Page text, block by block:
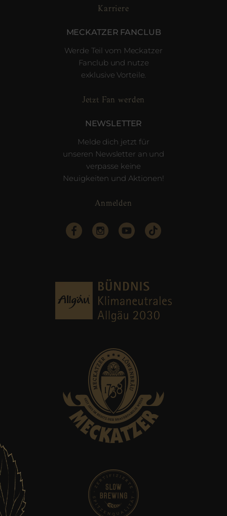
Karriere
MECKATZER FANCLUB
Werde Teil vom Meckatzer
Fanclub und nutze
exklusive Vorteile.
Jetzt Fan werden
NEWSLETTER
Melde dich jetzt für
unseren Newsletter an und
verpasse keine
Neuigkeiten und Aktionen!
Anmelden